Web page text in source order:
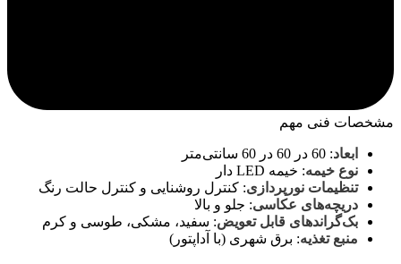
مشخصات فنی مهم
ابعاد: 60 در 60 در 60 سانتی‌متر
نوع خیمه: خیمه LED دار
تنظیمات نورپردازی: کنترل روشنایی و کنترل حالت رنگ
دریچه‌های عکاسی: جلو و بالا
بک‌گراندهای قابل تعویض: سفید، مشکی، طوسی و کرم
منبع تغذیه: برق شهری (با آداپتور)